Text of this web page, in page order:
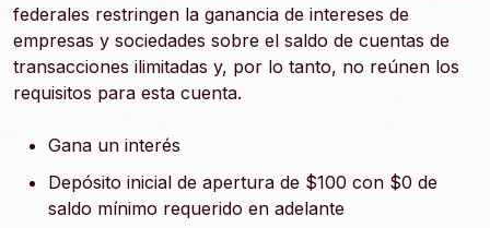
federales restringen la ganancia de intereses de
empresas y sociedades sobre el saldo de cuentas de
transacciones ilimitadas y, por lo tanto, no reúnen los
requisitos para esta cuenta.
Gana un interés
Depósito inicial de apertura de $100 con $0 de
saldo mínimo requerido en adelante